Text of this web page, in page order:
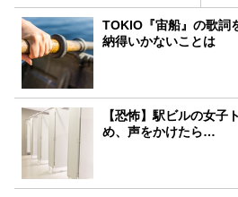
TOKIO『宙船』の歌詞
納得いかないことは
【恐怖】駅ビルの女子
め、声をかけたら…